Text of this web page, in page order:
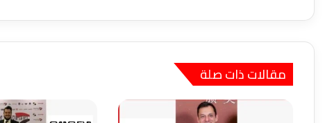
مقالات ذات صلة